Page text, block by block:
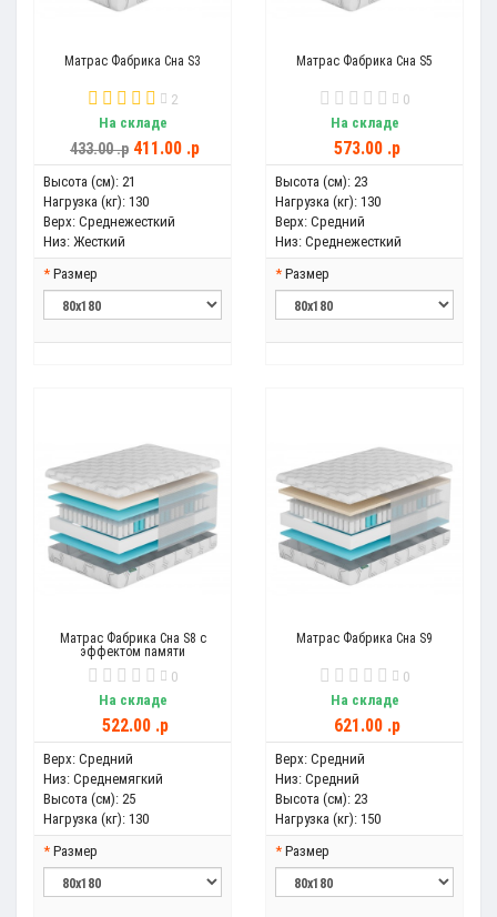
Матрас Фабрика Сна S3
2
На складе
433.00 .p 411.00 .p
Высота (см): 21
Нагрузка (кг): 130
Верх: Среднежесткий
Низ: Жесткий
Размер
Матрас Фабрика Сна S5
0
На складе
573.00 .p
Высота (см): 23
Нагрузка (кг): 130
Верх: Средний
Низ: Среднежесткий
Размер
Матрас Фабрика Сна S8 с
эффектом памяти
0
На складе
522.00 .p
Верх: Средний
Низ: Среднемягкий
Высота (см): 25
Нагрузка (кг): 130
Размер
Матрас Фабрика Сна S9
0
На складе
621.00 .p
Верх: Средний
Низ: Средний
Высота (см): 23
Нагрузка (кг): 150
Размер